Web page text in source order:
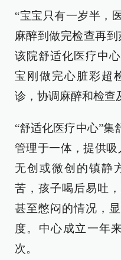
“宝宝只有一岁半，
麻醉到做完检查再
该院舒适化医疗中
宝刚做完心脏彩超
诊，协调麻醉和检查
“舒适化医疗中心”集
管理于一体，提供
无创或微创的镇静
苦，孩子喝后易吐
甚至憋闷的情况，
度。中心成立一年
次。